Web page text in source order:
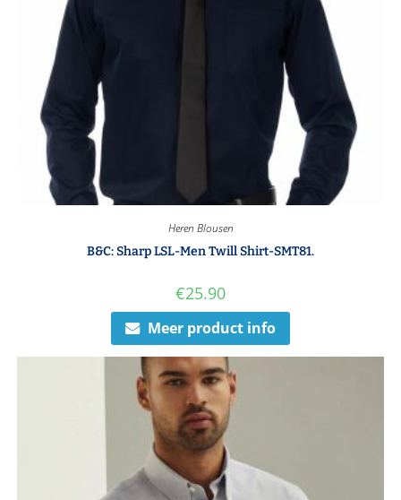
Heren Blousen
B&C: Sharp LSL-Men Twill Shirt-SMT81.
€25.90
Meer product info